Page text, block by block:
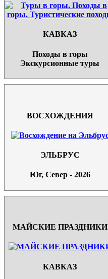
КАВКАЗ
Походы в горы
Экскурсионные туры
ВОСХОЖДЕНИЯ
ЭЛЬБРУС
Юг, Север - 2026
МАЙСКИЕ ПРАЗДНИКИ
КАВКАЗ